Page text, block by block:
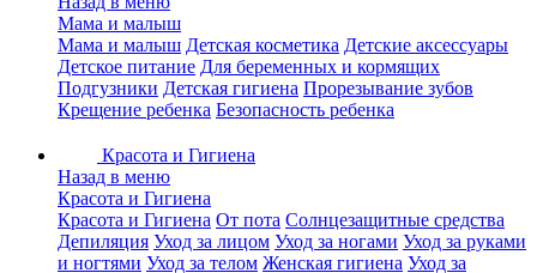
Мама и малыш
Мама и малыш Детская косметика Детские аксессуары
Детское питание Для беременных и кормящих
Подгузники Детская гигиена Прорезывание зубов
Крещение ребенка Безопасность ребенка
Красота и Гигиена
Назад в меню
Красота и Гигиена
Красота и Гигиена От пота Солнцезащитные средства
Депиляция Уход за лицом Уход за ногами Уход за руками
и ногтями Уход за телом Женская гигиена Уход за